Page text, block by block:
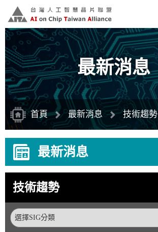
最新消息
首頁 最新消息 技術趨勢
最新消息
技術趨勢